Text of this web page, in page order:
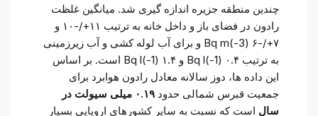
چندین منطقه جزیره اندازه گیری شد. میانگین غلظت
رادون در فضای باز و داخل خانه به ترتیب ۱۱+/-۱۰ و
۷+/-۶ Bq m(-3) و برای آب لوله کشی و آب زیرزمینی
به ترتیب ۰.۴ Bq l(-1) و ۱.۴ Bq l(-1) است. بر اساس
این داده ها، دوز سالانه معادل رادون هوابرد برای
جمعیت قبرس شمالی حدود
۰.۱۹ میلی سیولت در
سال است که نسبت به سایر کشورهای اروپایی بسیار